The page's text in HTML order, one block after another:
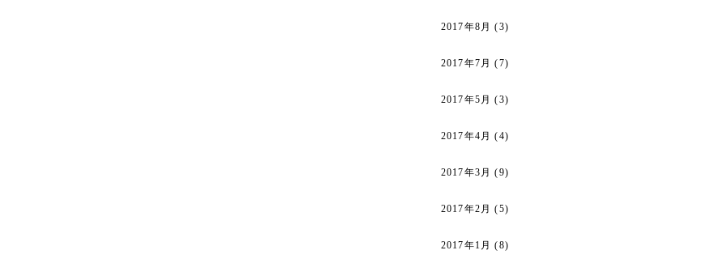
2017年8月 (3)
2017年7月 (7)
2017年5月 (3)
2017年4月 (4)
2017年3月 (9)
2017年2月 (5)
2017年1月 (8)